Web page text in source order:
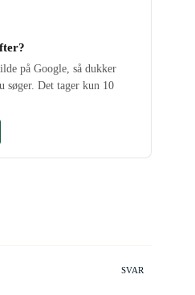
på Google, så dukker
søger. Det tager kun 10
SVAR